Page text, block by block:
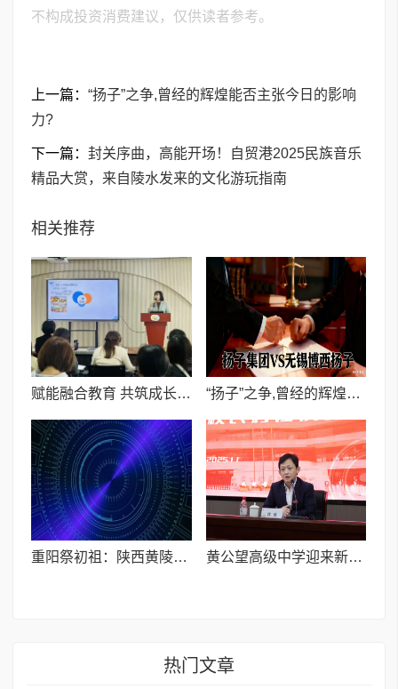
不构成投资消费建议，仅供读者参考。
上一篇： “扬子”之争,曾经的辉煌能否主张今日的影响
力?
下一篇： 封关序曲，高能开场！自贸港2025民族音乐
精品大赏，来自陵水发来的文化游玩指南
相关推荐
赋能融合教育 共筑成长桥梁——杭州市百合花幼儿园承办上城区九堡片区融合教育研讨会 “扬子”之争,曾经的辉煌能否主张今日的影响力?
重阳祭初祖：陕西黄陵的古今交响 黄公望高级中学迎来新校长申屠永庆——开启全面育人新征程
热门文章